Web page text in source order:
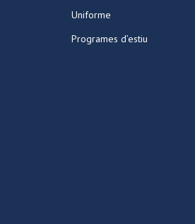
Uniforme
Programes d’estiu